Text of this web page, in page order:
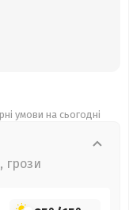
умови на сьогодні
грози